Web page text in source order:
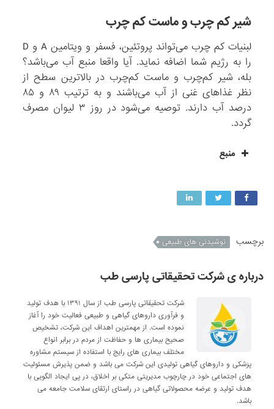
شیر کم چرب و ماست کم چرب
لبنیات کم چرب می‌تواند پروتئین، فسفر و ویتامین A و D
را به رژیم شما اضافه نماید. آیا واقعا منبع آب می‌باشد؟
بله، شیر کم‌چرب و ماست کم‌چرب در بالاترین سطح از
نظر غذاهای غنی از آب می‌باشند و به ترتیب ۸۹ و ۸۵
درصد آب دارند. توصیه می‌شود در روز ۳ لیوان مصرف
گردد.
منبع
برچسب نوشیدنی های طبیعی
درباره ی شرکت تحقیقاتی پارسی طب
شرکت تحقیقاتی پارسی طب از سال ۱۳۹۱ با هدف تولید
و فرآوری داروهای گیاهی و طبیعی فعالیت خود را آغاز
نموده است. از مهمترین اهداف این شرکت، تشخیص
صحیح بیماری ها و حفاظت از مردم در برابر انواع
مختلف بیماری های رایج با استفاده از سیستم مشاوره
پزشکی و داروهای گیاهی تولیدی این شرکت می باشد و ضمن پذیرش مسئولیت
های اجتماعی خود در چارچوب مدیریتی متکی بر اخلاق، در پی ایجاد الگویی با
هدف تولید و عرضه محصولاتی گیاهی در راستای ارتقای سلامت جامعه می
باشد.